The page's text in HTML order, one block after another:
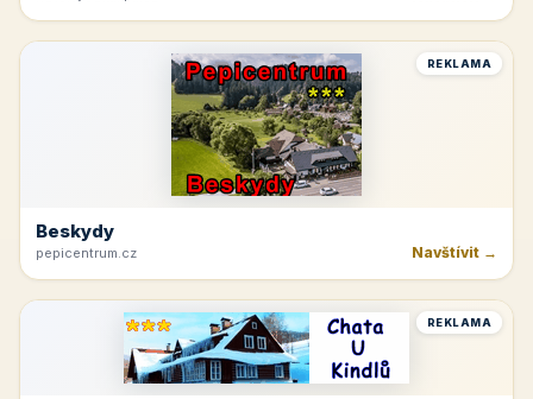
REKLAMA
Beskydy
pepicentrum.cz Navštívit →
REKLAMA